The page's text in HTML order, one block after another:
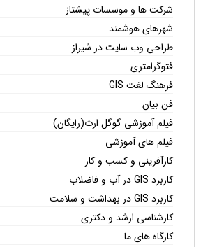
شرکت ها و موسسات پیشتاز
شهرهای هوشمند
طراحی وب سایت در شیراز
فتوگرامتری
فرهنگ لغت GIS
فن بیان
فیلم آموزشی گوگل ارث(رایگان)
فیلم های آموزشی
کارآفرینی و کسب و کار
کاربرد GIS در آب و فاضلاب
کاربرد GIS در بهداشت و سلامت
کارشناسی ارشد و دکتری
کارگاه های ما